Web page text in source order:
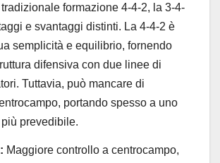
formazione 4-4-2, la 3-4-
e svantaggi distinti. La 4-4-2 è
semplicità e equilibrio, fornendo
difensiva con due linee di
Tuttavia, può mancare di
portando spesso a uno
prevedibile.
Maggiore controllo a centrocampo,